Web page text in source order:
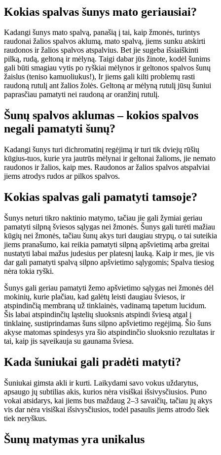
Kokias spalvas šunys mato geriausiai?
Kadangi šunys mato spalvą, panašią į tai, kaip žmonės, turintys
raudonai žalios spalvos aklumą, mato spalvą, jiems sunku atskirti
raudonos ir žalios spalvos atspalvius. Bet jie sugeba išsiaiškinti
pilką, rudą, geltoną ir mėlyną. Taigi dabar jūs žinote, kodėl šunims
gali būti smagiau vytis po ryškiai mėlynos ir geltonos spalvos šunų
žaislus (teniso kamuoliukus!), Ir jiems gali kilti problemų rasti
raudoną rutulį ant žalios žolės. Geltoną ar mėlyną rutulį jūsų šuniui
paprasčiau pamatyti nei raudoną ar oranžinį rutulį.
Šunų spalvos aklumas – kokios spalvos
negali pamatyti šunų?
Kadangi šunys turi dichromatinį regėjimą ir turi tik dviejų rūšių
kūgius-tuos, kurie yra jautrūs mėlynai ir geltonai žalioms, jie nemato
raudonos ir žalios, kaip mes. Raudonos ar žalios spalvos atspalviai
jiems atrodys rudos ar pilkos spalvos.
Kokias spalvas gali pamatyti tamsoje?
Šunys neturi tikro naktinio matymo, tačiau jie gali žymiai geriau
pamatyti silpną šviesos sąlygas nei žmonės. Šunys gali turėti mažiau
kūgių nei žmonės, tačiau šunų akys turi daugiau strypų, o tai suteikia
jiems pranašumo, kai reikia pamatyti silpną apšvietimą arba greitai
nustatyti labai mažus judesius per platesnį lauką. Kaip ir mes, jie vis
dar gali pamatyti spalvą silpno apšvietimo sąlygomis; Spalva tiesiog
nėra tokia ryški.
Šunys gali geriau pamatyti žemo apšvietimo sąlygas nei žmonės dėl
mokinių, kurie plačiau, kad galėtų leisti daugiau šviesos, ir
atspindinčią membraną už tinklainės, vadinamą tapetum lucidum.
Šis labai atspindinčių ląstelių sluoksnis atspindi šviesą atgal į
tinklainę, sustiprindamas šuns silpno apšvietimo regėjimą. Šio šuns
akyse matomas spindesys yra šio atspindinčio sluoksnio rezultatas ir
tai, kaip jis sąveikauja su gaunama šviesa.
Kada šuniukai gali pradėti matyti?
Šuniukai gimsta akli ir kurti. Laikydami savo vokus uždarytus,
apsaugo jų subtilias akis, kurios nėra visiškai išsivysčiusios. Puno
vokai atsidarys, kai jiems bus maždaug 2–3 savaičių, tačiau jų akys
vis dar nėra visiškai išsivysčiusios, todėl pasaulis jiems atrodo šiek
tiek neryškus.
Šunų matymas yra unikalus